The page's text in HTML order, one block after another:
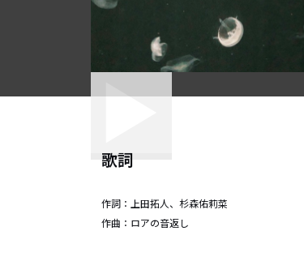
歌詞
作詞： 上田拓人、杉森佑莉菜
作曲： ロアの音返し